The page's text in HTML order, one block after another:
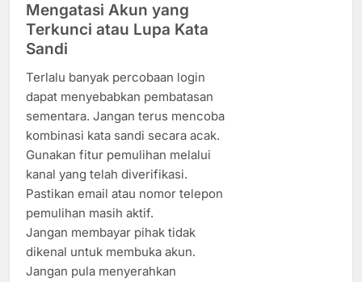
Mengatasi Akun yang
Terkunci atau Lupa Kata
Sandi
Terlalu banyak percobaan login
dapat menyebabkan pembatasan
sementara. Jangan terus mencoba
kombinasi kata sandi secara acak.
Gunakan fitur pemulihan melalui
kanal yang telah diverifikasi.
Pastikan email atau nomor telepon
pemulihan masih aktif.
Jangan membayar pihak tidak
dikenal untuk membuka akun.
Jangan pula menyerahkan